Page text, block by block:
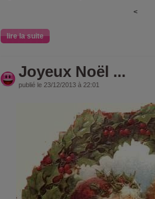
<
lire la suite
Joyeux Noël ...
publié le 23/12/2013 à 22:01